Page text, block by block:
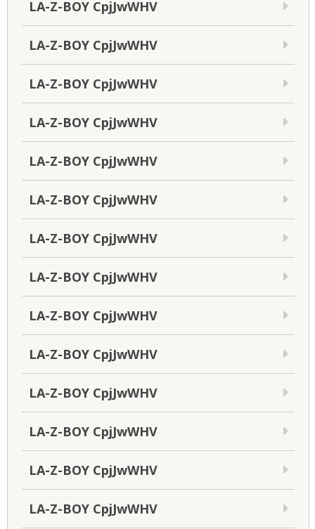
LA-Z-BOY CpjJwWHV
LA-Z-BOY CpjJwWHV
LA-Z-BOY CpjJwWHV
LA-Z-BOY CpjJwWHV
LA-Z-BOY CpjJwWHV
LA-Z-BOY CpjJwWHV
LA-Z-BOY CpjJwWHV
LA-Z-BOY CpjJwWHV
LA-Z-BOY CpjJwWHV
LA-Z-BOY CpjJwWHV
LA-Z-BOY CpjJwWHV
LA-Z-BOY CpjJwWHV
LA-Z-BOY CpjJwWHV
LA-Z-BOY CpjJwWHV